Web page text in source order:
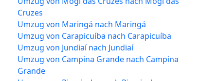
Cruzes
Umzug von Maringá nach Maringá
Umzug von Carapicuíba nach Carapicuíba
Umzug von Jundiaí nach Jundiaí
Umzug von Campina Grande nach Campina
Grande